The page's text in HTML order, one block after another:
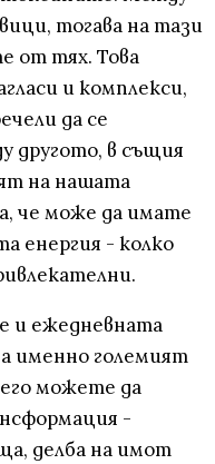
тогава на тази
от тях. Това
и комплекси,
да се
другото, в същия
на нашата
че може да имате
енергия - колко
и ежедневната
именно големият
можете да
-
делба на имот